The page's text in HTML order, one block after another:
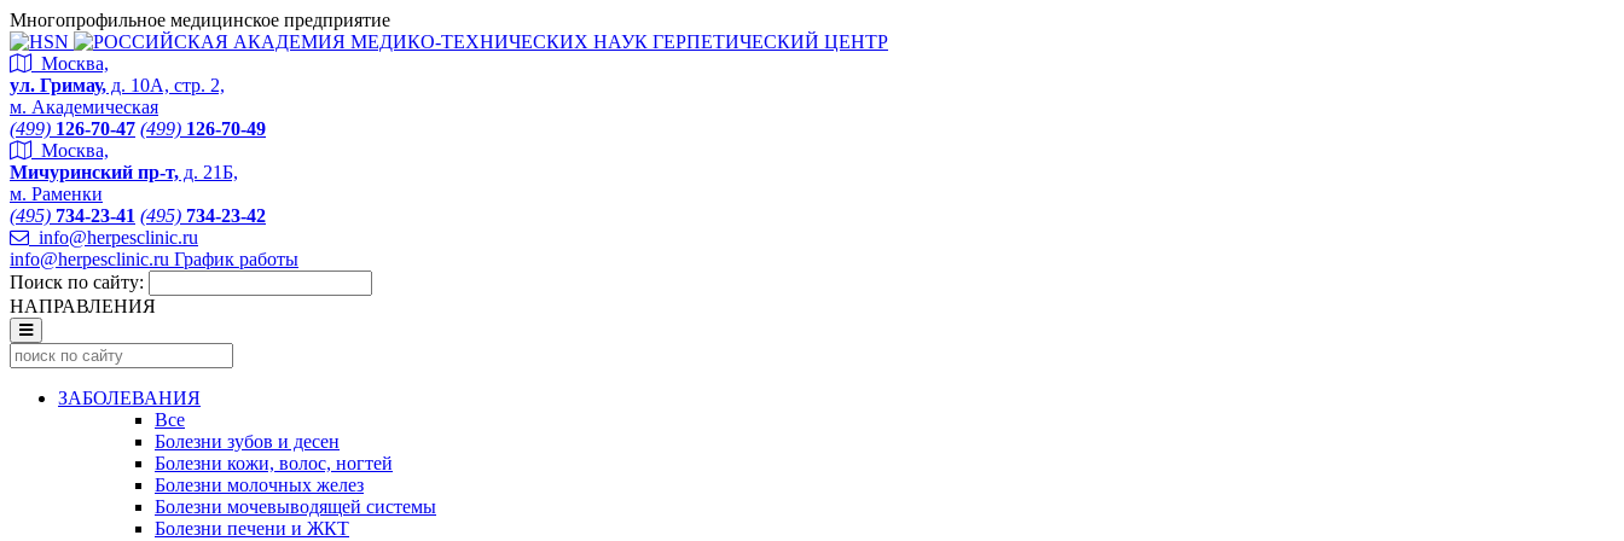
Многопрофильное медицинское предприятие
Москва,
ул. Гримау, д. 10А, стр. 2,
м. Академическая
(499) 126-70-47 (499) 126-70-49
Москва,
Мичуринский пр-т, д. 21Б,
м. Раменки
(495) 734-23-41 (495) 734-23-42
info@herpesclinic.ru
info@herpesclinic.ru График работы
Поиск по сайту:
НАПРАВЛЕНИЯ
ЗАБОЛЕВАНИЯ
Все
Болезни зубов и десен
Болезни кожи, волос, ногтей
Болезни молочных желез
Болезни мочевыводящей системы
Болезни печени и ЖКТ